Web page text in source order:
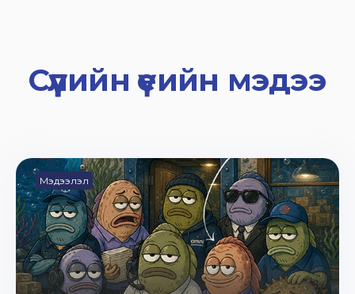
Сүүлийн үеийн мэдээ
Мэдээлэл